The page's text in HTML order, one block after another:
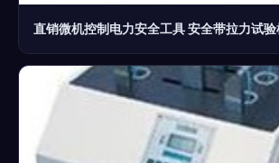
直销微机控制电力安全工具 安全带拉力试